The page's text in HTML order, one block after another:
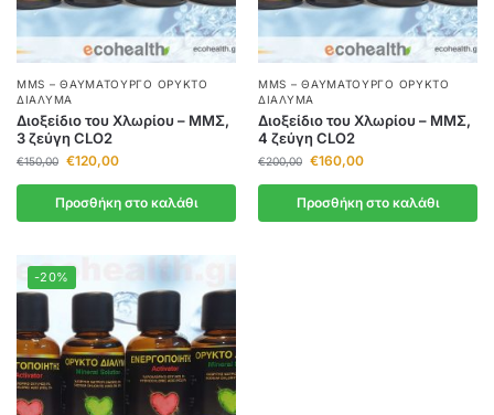
MMS – ΘΑΥΜΑΤΟΥΡΓΌ ΟΡΥΚΤΌ
ΔΙΆΛΥΜΑ
Διοξείδιο του Χλωρίου – ΜΜΣ,
3 ζεύγη CLO2
€150,00 €120,00
Προσθήκη στο καλάθι
MMS – ΘΑΥΜΑΤΟΥΡΓΌ ΟΡΥΚΤΌ
ΔΙΆΛΥΜΑ
Διοξείδιο του Χλωρίου – ΜΜΣ,
4 ζεύγη CLO2
€200,00 €160,00
Προσθήκη στο καλάθι
-20%